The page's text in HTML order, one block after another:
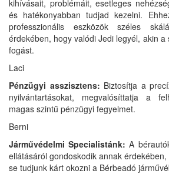
kihívásait, problémáit, esetleges
és hatékonyabban tudjad kezelni.
professzionális eszközök széles
érdekében, hogy valódi Jedi legyél, akin
fogást.
Laci
Pénzügyi asszisztens: Biztosítja a
nyilvántartásokat, megvalósíttatja a
magas szintű pénzügyi fegyelmet.
Berni
Járművédelmi Specialistánk: A
ellátásáról gondoskodik annak
se tudjunk kárt okozni a Bérbeadó